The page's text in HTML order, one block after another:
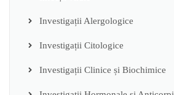
Investigații Alergologice
Investigații Citologice
Investigații Clinice și Biochimice